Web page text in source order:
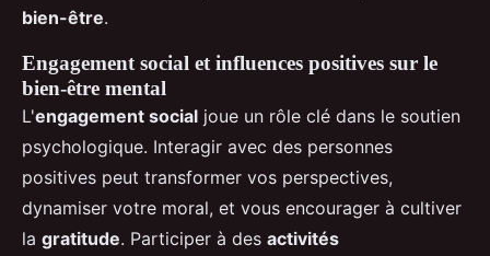
bien-être.
Engagement social et influences positives sur le
bien-être mental
L'engagement social joue un rôle clé dans le soutien
psychologique. Interagir avec des personnes
positives peut transformer vos perspectives,
dynamiser votre moral, et vous encourager à cultiver
la gratitude. Participer à des activités